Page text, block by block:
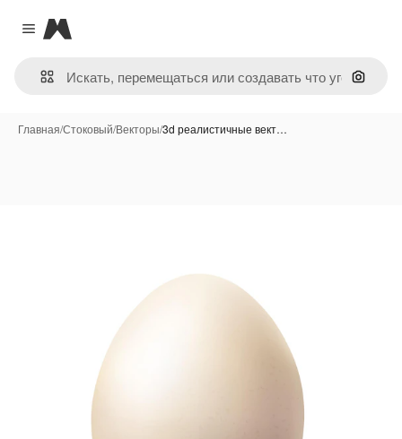
Close menu
Magnific
Поиск
Главная/Стоковый/Векторы/3d реалистичные вект…